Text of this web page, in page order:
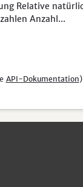
Relative
Anzahl...
API-Dokumentation